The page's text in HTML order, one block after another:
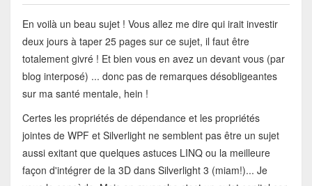
En voilà un beau sujet ! Vous allez me dire qui irait investir
deux jours à taper 25 pages sur ce sujet, il faut être
totalement givré ! Et bien vous en avez un devant vous (par
blog interposé) ... donc pas de remarques désobligeantes
sur ma santé mentale, hein !
Certes les propriétés de dépendance et les propriétés
jointes de WPF et Silverlight ne semblent pas être un sujet
aussi exitant que quelques astuces LINQ ou la meilleure
façon d'intégrer de la 3D dans Silverlight 3 (miam!)... Je